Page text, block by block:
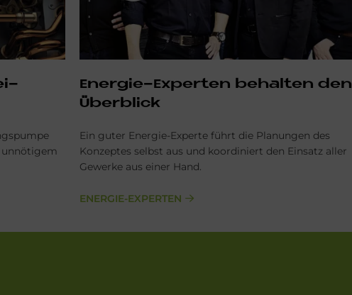
unnötigem
En­er­gie-Ex­per­ten be­hal­ten den
Über­bli­ck
Ein guter Energie-Experte führt die Planungen des
Konzeptes selbst aus und koordiniert den Einsatz aller
Gewerke aus einer Hand.
ENERGIE-EXPERTEN